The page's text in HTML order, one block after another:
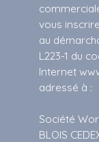
vous
au
L223-1 du
Internet
adressé à :
Société
BLOIS